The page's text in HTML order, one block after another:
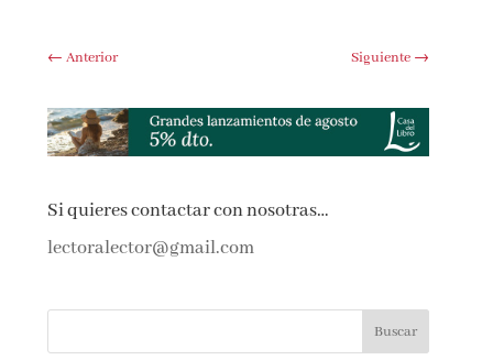
←Anterior Siguiente→
Si quieres contactar con nosotras…
lectoralector@gmail.com